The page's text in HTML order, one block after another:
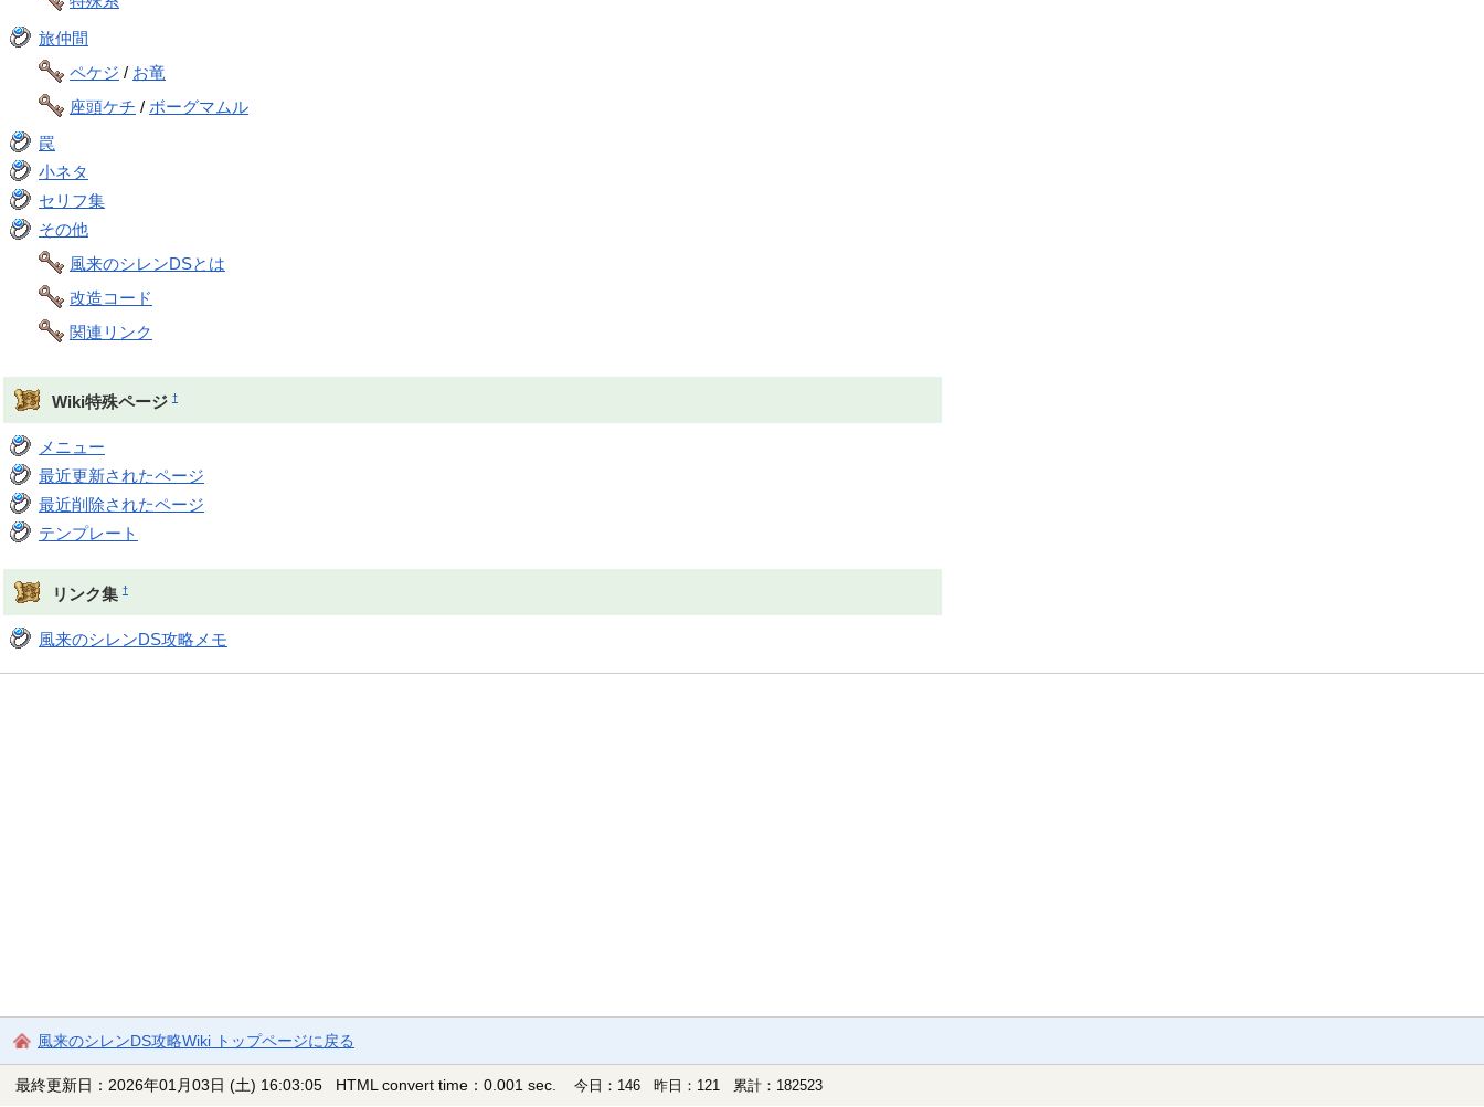
旅仲間
ペケジ / お竜
座頭ケチ / ボーグマムル
罠
小ネタ
セリフ集
その他
風来のシレンDSとは
改造コード
関連リンク
Wiki特殊ページ †
メニュー
最近更新されたページ
最近削除されたページ
テンプレート
リンク集 †
風来のシレンDS攻略メモ
風来のシレンDS攻略Wiki トップページに戻る
最終更新日：2026年01月03日 (土) 16:03:05 HTML convert time：0.001 sec. 今日：146 昨日：121 累計：182523